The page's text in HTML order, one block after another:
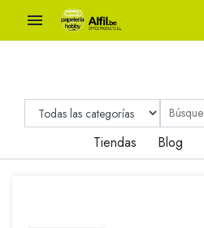

Tiendas Blog